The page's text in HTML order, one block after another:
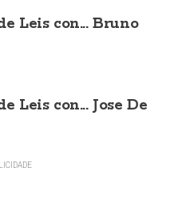
Leis con... Bruno
Leis con... Jose De